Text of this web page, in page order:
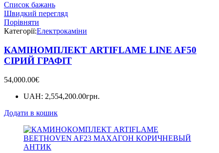
Список бажань
Швидкий перегляд
Порівняти
Категорії:Електрокаміни
КАМІНОМПЛЕКТ ARTIFLAME LINE AF50
СІРИЙ ГРАФІТ
54,000.00€
UAH: 2,554,200.00грн.
Додати в кошик